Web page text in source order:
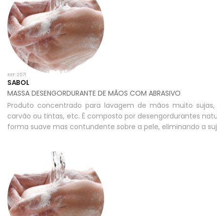
REF: 2571
SABOL
MASSA DESENGORDURANTE DE MÃOS COM ABRASIVO
Produto concentrado para lavagem de mãos muito
carvão ou tintas, etc. É composto por desengordurantes
forma suave mas contundente sobre a pele, eliminando a